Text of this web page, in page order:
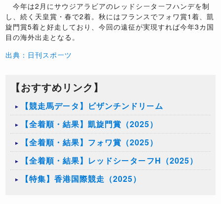
今年は2月にサウジアラビアのレッドシーターフハンデを制
し、続く天皇賞・春で2着。秋にはフランスでフォワ賞1着、凱
旋門賞5着と好走しており、今回の遠征が実現すれば今年3カ国
目の海外出走となる。
出典：日刊スポーツ
【おすすめリンク】
【競走馬データ】ビザンチンドリーム
【全着順・結果】凱旋門賞（2025）
【全着順・結果】フォワ賞（2025）
【全着順・結果】レッドシーターフH（2025）
【特集】香港国際競走（2025）